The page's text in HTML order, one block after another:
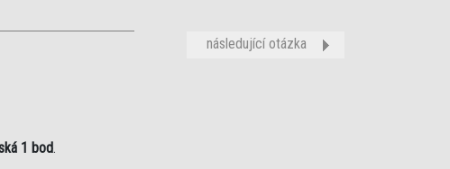
následující otázka
1 bod.